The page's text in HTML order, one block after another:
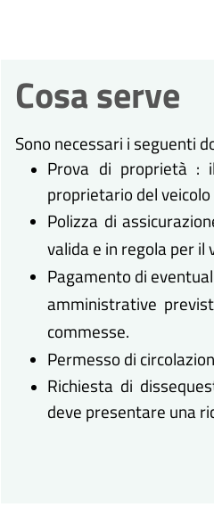
Cosa serve
Sono necessari i seguenti
Prova di proprietà :
proprietario del
Polizza di
valida e in regola per il
Pagamento di
amministrative
commesse.
Permesso di
Richiesta di
deve presentare una